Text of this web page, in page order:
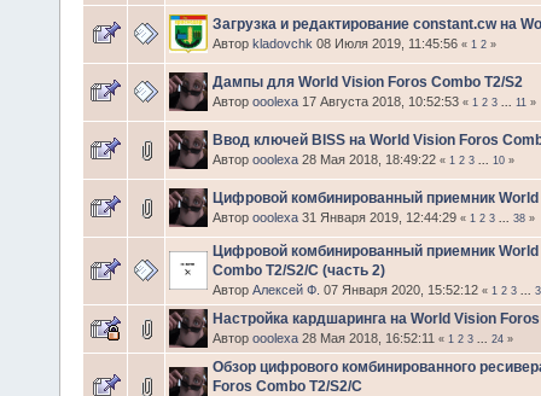
Загрузка и редактирование constant.cw на
Автор kladovchk 08 Июля 2019, 11:45:56 « 1 2 »
Дампы для World Vision Foros Combo T2/S2
Автор ooolexa 17 Августа 2018, 10:52:53 « 1 2 3 11 »
Ввод ключей BISS на World Vision Foros
Автор ooolexa 28 Мая 2018, 18:49:22 « 1 2 3 10 »
Цифровой комбинированный приемник
Автор ooolexa 31 Января 2019, 12:44:29 « 1 2 3 38 »
Цифровой комбинированный приемник
Combo T2/S2/C (часть 2)
Автор Алексей Ф. 07 Января 2020, 15:52:12 « 1 2 3
Настройка кардшаринга на World Vision
Автор ooolexa 28 Мая 2018, 16:52:11 « 1 2 3 24 »
Обзор цифрового комбинированного
Foros Combo T2/S2/C